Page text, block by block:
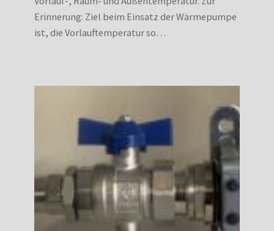
Erinnerung: Ziel beim Einsatz der Wärmepumpe
ist, die Vorlauftemperatur so…